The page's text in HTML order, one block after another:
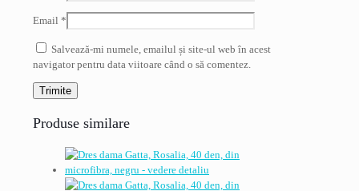
Email *
Salvează-mi numele, emailul și site-ul web în acest
navigator pentru data viitoare când o să comentez.
Produse similare